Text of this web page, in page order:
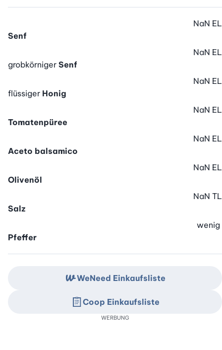
Senf
NaN EL
grobkörniger Senf
NaN EL
flüssiger Honig
NaN EL
Tomatenpüree
NaN EL
Aceto balsamico
NaN EL
Olivenöl
NaN EL
Salz
NaN TL
Pfeffer
wenig
WeNeed Einkaufsliste
Coop Einkaufsliste
WERBUNG